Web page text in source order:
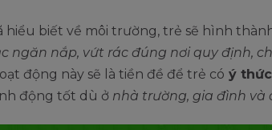
hiểu biết về môi trường, trẻ sẽ hình
ngăn nắp, vứt rác đúng nơi quy định,
động này sẽ là tiền đề để trẻ có ý
động tốt dù ở nhà trường, gia đình và